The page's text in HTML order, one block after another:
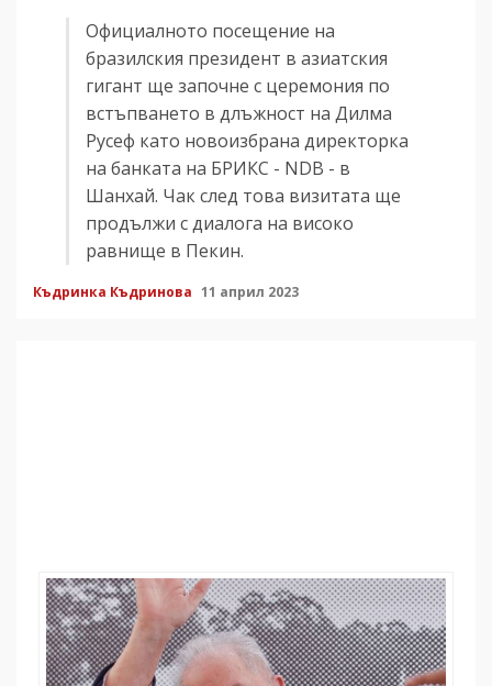
Официалното посещение на
бразилския президент в азиатския
гигант ще започне с церемония по
встъпването в длъжност на Дилма
Русеф като новоизбрана директорка
на банката на БРИКС - NDB - в
Шанхай. Чак след това визитата ще
продължи с диалога на високо
равнище в Пекин.
Къдринка Къдринова 11 април 2023